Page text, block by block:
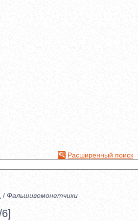
Расширенный поиск
/ Фальшивомонетчики